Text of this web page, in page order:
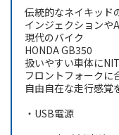
伝統的なネイキッド
インジェクションや
現代のバイク
HONDA GB350
扱いやすい車体に
フロントフォークに
自由自在な走行感覚
・USB電源